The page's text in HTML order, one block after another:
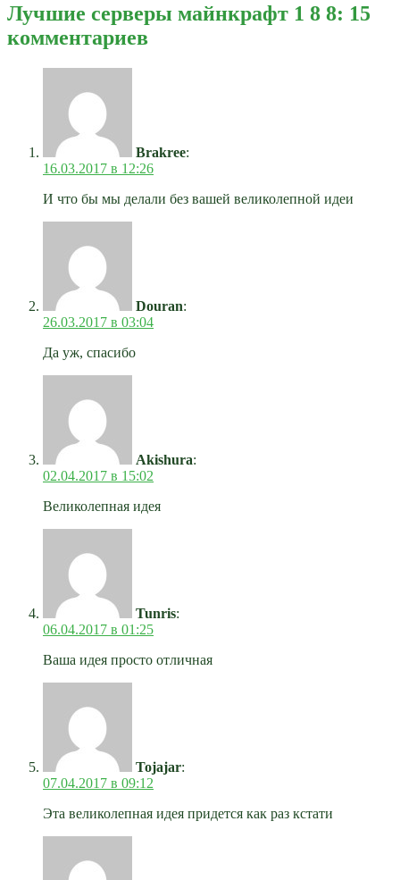
Лучшие серверы майнкрафт 1 8 8: 15
комментариев
Brakree:
16.03.2017 в 12:26
И что бы мы делали без вашей великолепной идеи
Douran:
26.03.2017 в 03:04
Да уж, спасибо
Akishura:
02.04.2017 в 15:02
Великолепная идея
Tunris:
06.04.2017 в 01:25
Ваша идея просто отличная
Tojajar:
07.04.2017 в 09:12
Эта великолепная идея придется как раз кстати